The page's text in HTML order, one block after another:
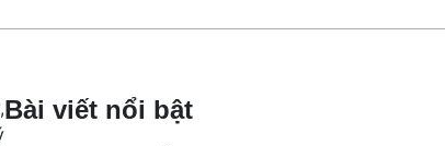
Bài viết nổi bật